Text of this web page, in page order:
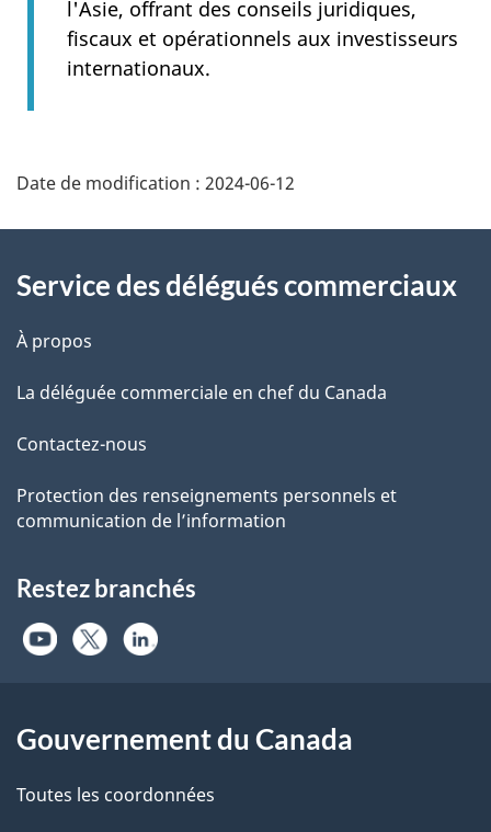
l'Asie, offrant des conseils juridiques,
fiscaux et opérationnels aux investisseurs
internationaux.
Additional
Information
Date de modification : 2024-06-12
Service des délégués commerciaux
À propos
La déléguée commerciale en chef du Canada
Contactez-nous
Protection des renseignements personnels et
communication de l’information
Restez branchés
Gouvernement du Canada
Toutes les coordonnées